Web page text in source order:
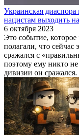
Украинская диаспора
нацистам выходить
6 октября 2023
Это событие, которое
полагали, что сейчас
сражался с
поэтому ему никто не
дивизии он сражался.